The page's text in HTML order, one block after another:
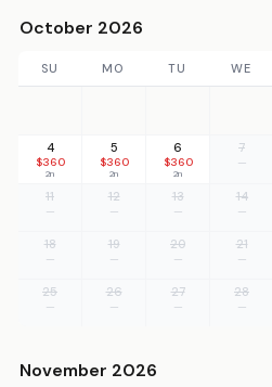
October 2026
SU MO TU WE
4
$360
2n
5
$360
2n
6
$360
2n
7
—
11
—
12
—
13
—
14
—
18
—
19
—
20
—
21
—
25
—
26
—
27
—
28
—
November 2026